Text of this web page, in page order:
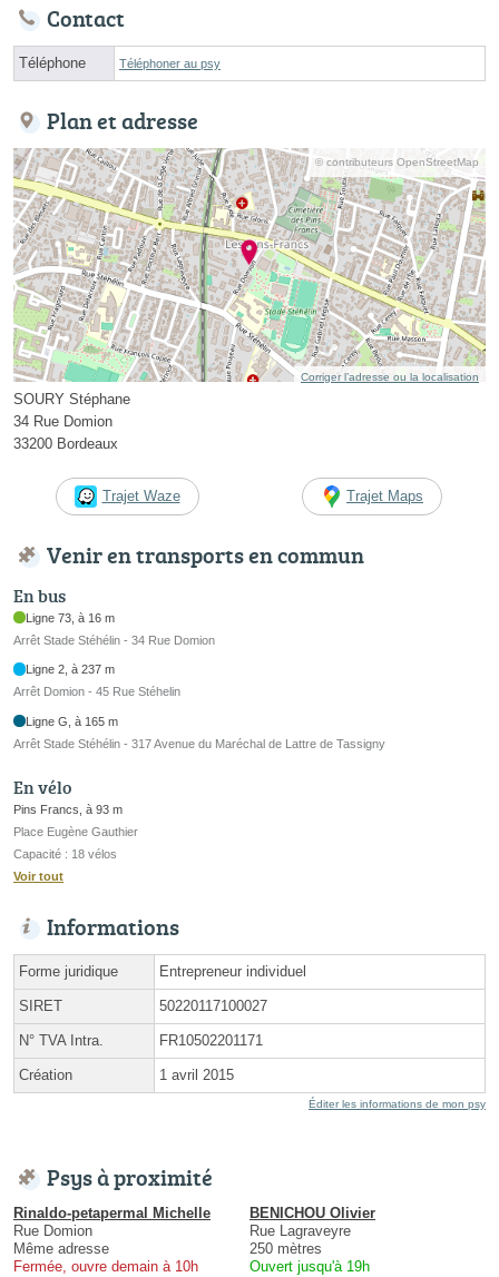
Contact
Téléphone Téléphoner au psy
Plan et adresse
© contributeurs OpenStreetMap
Corriger l’adresse ou la localisation
SOURY Stéphane
34 Rue Domion
33200 Bordeaux
Trajet Waze Trajet Maps
Venir en transports en commun
En bus
Ligne 73, à 16 m
Arrêt Stade Stéhélin - 34 Rue Domion
Ligne 2, à 237 m
Arrêt Domion - 45 Rue Stéhelin
Ligne G, à 165 m
Arrêt Stade Stéhélin - 317 Avenue du Maréchal de Lattre de Tassigny
En vélo
Pins Francs, à 93 m
Place Eugène Gauthier
Capacité : 18 vélos
Voir tout
Informations
Forme juridique Entrepreneur individuel
SIRET 50220117100027
N° TVA Intra. FR10502201171
Création 1 avril 2015
Éditer les informations de mon psy
Psys à proximité
Rinaldo-petapermal Michelle
Rue Domion
Même adresse
Fermée, ouvre demain à 10h
BENICHOU Olivier
Rue Lagraveyre
250 mètres
Ouvert jusqu'à 19h